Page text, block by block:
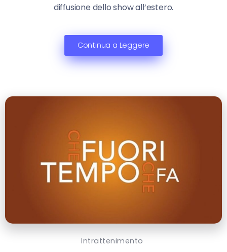
diffusione dello show all’estero.
Continua a Leggere
Intrattenimento